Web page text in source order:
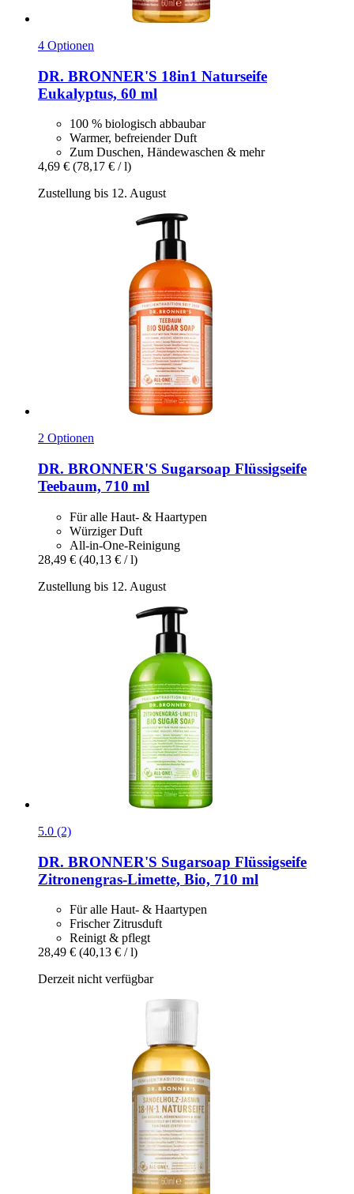
4 Optionen
DR. BRONNER'S 18in1 Naturseife
Eukalyptus, 60 ml
100 % biologisch abbaubar
Warmer, befreiender Duft
Zum Duschen, Händewaschen & mehr
4,69 € (78,17 € / l)
Zustellung bis 12. August
2 Optionen
DR. BRONNER'S Sugarsoap Flüssigseife
Teebaum, 710 ml
Für alle Haut- & Haartypen
Würziger Duft
All-in-One-Reinigung
28,49 € (40,13 € / l)
Zustellung bis 12. August
5.0 (2)
DR. BRONNER'S Sugarsoap Flüssigseife
Zitronengras-​Limette, Bio, 710 ml
Für alle Haut- & Haartypen
Frischer Zitrusduft
Reinigt & pflegt
28,49 € (40,13 € / l)
Derzeit nicht verfügbar